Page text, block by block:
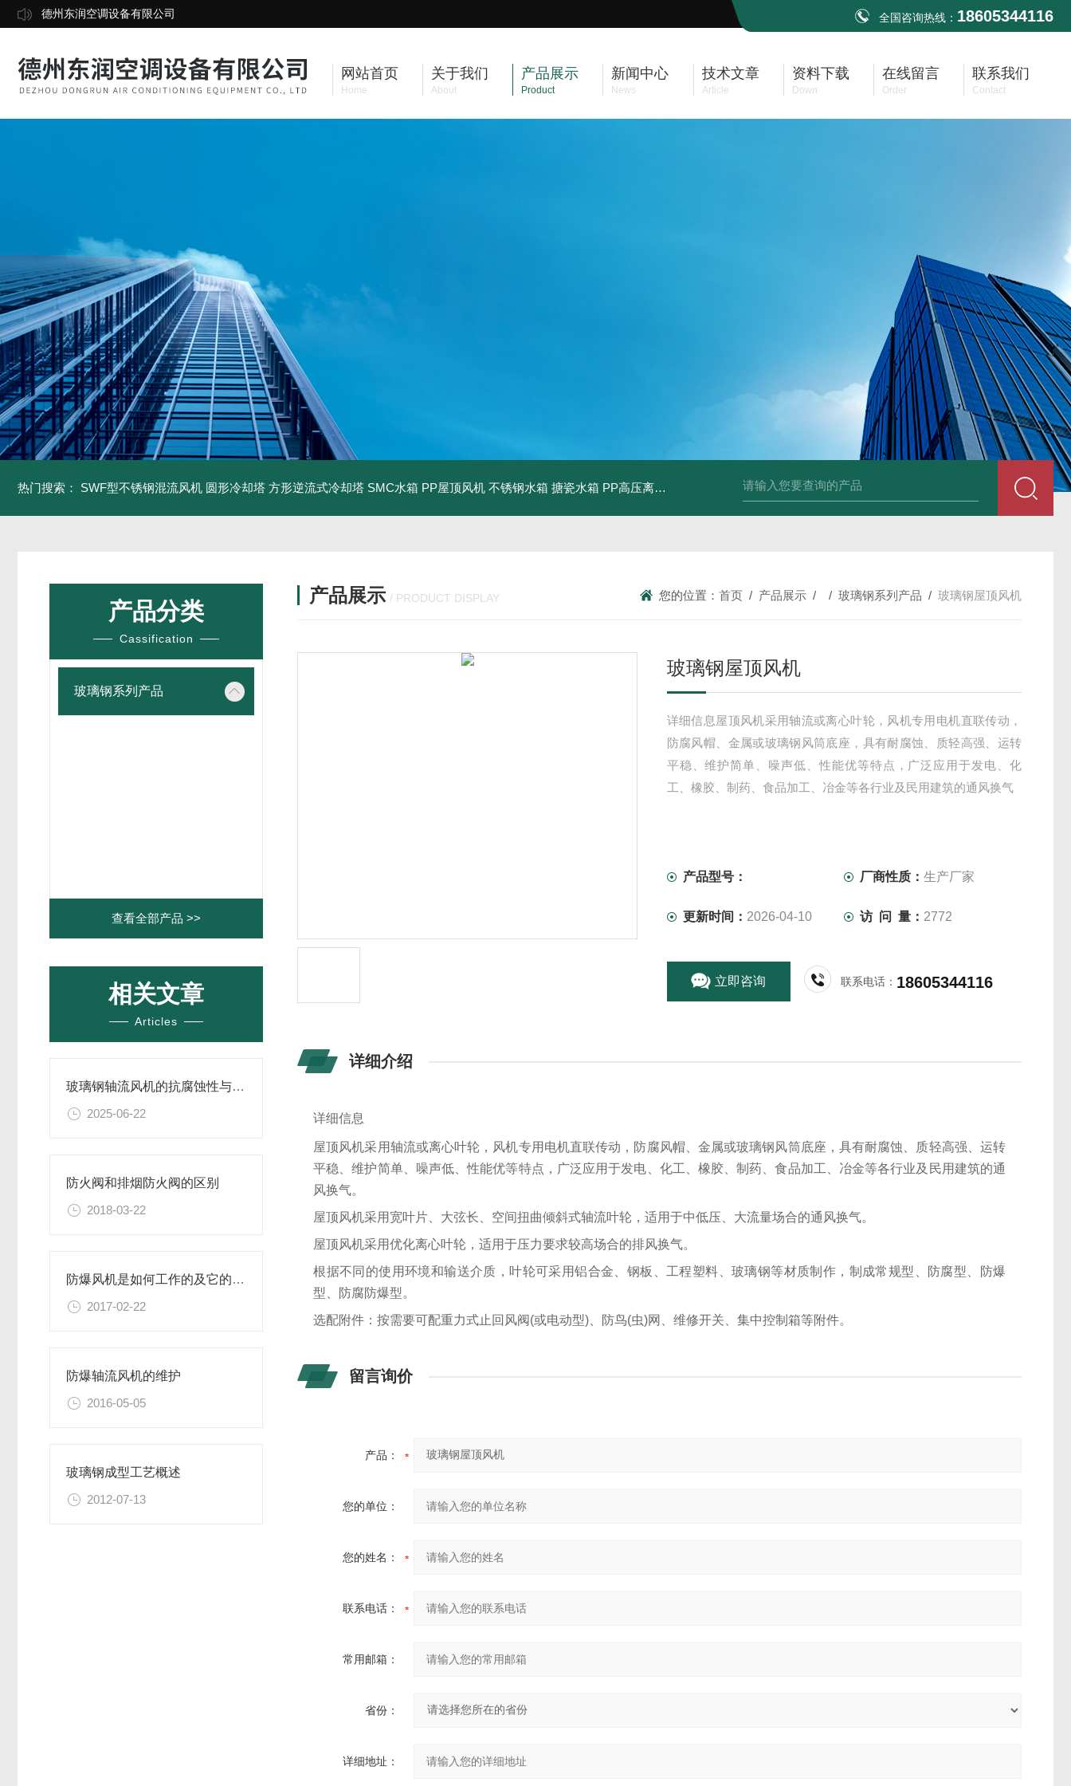
德州东润空调设备有限公司 全国咨询热线： 18605344116
网站首页
Home
关于我们
About
产品展示
Product
新闻中心
News
技术文章
Article
资料下载
Down
在线留言
Order
联系我们
Contact
热门搜索： SWF型不锈钢混流风机 圆形冷却塔 方形逆流式冷却塔 SMC水箱 PP屋顶风机 不锈钢水箱 搪瓷水箱 PP高压离心风机 PP风帽 组合式空调机组 单层百叶
产品分类
Cassification
玻璃钢系列产品
查看全部产品 >>
相关文章
Articles
玻璃钢轴流风机的抗腐蚀性与耐久性特点
2025-06-22
防火阀和排烟防火阀的区别
2018-03-22
防爆风机是如何工作的及它的特点
2017-02-22
防爆轴流风机的维护
2016-05-05
玻璃钢成型工艺概述
2012-07-13
产品展示 / PRODUCT DISPLAY 您的位置： 首页 / 产品展示 / / 玻璃钢系列产品 / 玻璃钢屋顶风机
玻璃钢屋顶风机
详细信息屋顶风机采用轴流或离心叶轮，风机专用电机直联传动，
防腐风帽、金属或玻璃钢风筒底座，具有耐腐蚀、质轻高强、运转
平稳、维护简单、噪声低、性能优等特点，广泛应用于发电、化
工、橡胶、制药、食品加工、冶金等各行业及民用建筑的通风换气
产品型号： 厂商性质：生产厂家
更新时间： 2026-04-10 访 问 量： 2772
立即咨询 联系电话： 18605344116
详细介绍
详细信息
屋顶风机采用轴流或离心叶轮，风机专用电机直联传动，防腐风帽、金属或玻璃钢风筒底座，具有耐腐蚀、质轻高强、运转
平稳、维护简单、噪声低、性能优等特点，广泛应用于发电、化工、橡胶、制药、食品加工、冶金等各行业及民用建筑的通
风换气。
屋顶风机采用宽叶片、大弦长、空间扭曲倾斜式轴流叶轮，适用于中低压、大流量场合的通风换气。
屋顶风机采用优化离心叶轮，适用于压力要求较高场合的排风换气。
根据不同的使用环境和输送介质，叶轮可采用铝合金、钢板、工程塑料、玻璃钢等材质制作，制成常规型、防腐型、防爆
型、防腐防爆型。
选配附件：按需要可配重力式止回风阀(或电动型)、防鸟(虫)网、维修开关、集中控制箱等附件。
留言询价
产品：
您的单位：
您的姓名：
联系电话：
常用邮箱：
省份：
详细地址：